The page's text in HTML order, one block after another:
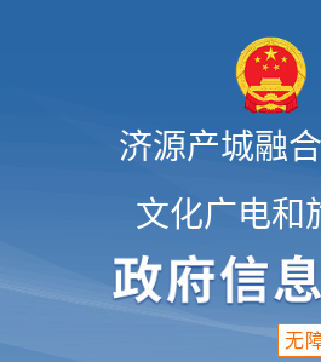
济源产城融
文化广电和
无